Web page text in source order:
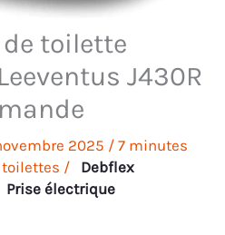
toilette
J430R
2025 / 7 minutes
toilettes /
Debflex
Prise électrique